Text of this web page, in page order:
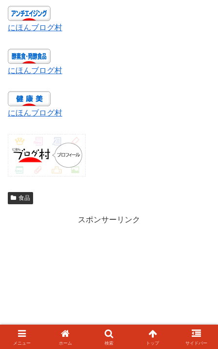
にほんブログ村
にほんブログ村
にほんブログ村
食品
スポンサーリンク
メニュー ホーム 検索 トップ サイドバー